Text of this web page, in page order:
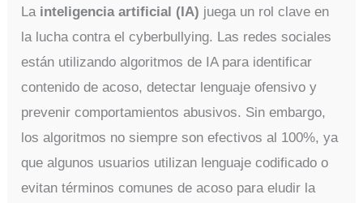
La inteligencia artificial (IA) juega un rol clave en
la lucha contra el cyberbullying. Las redes sociales
están utilizando algoritmos de IA para identificar
contenido de acoso, detectar lenguaje ofensivo y
prevenir comportamientos abusivos. Sin embargo,
los algoritmos no siempre son efectivos al 100%, ya
que algunos usuarios utilizan lenguaje codificado o
evitan términos comunes de acoso para eludir la